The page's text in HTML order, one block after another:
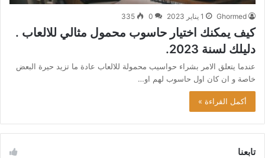
Ghormed 1 يناير 2023 0
335
كيف يمكنك اختيار حاسوب محمول مثالي للالعاب .
دليلك لسنة 2023.
عندما يتعلق الامر بشراء حواسيب محمولة للالعاب عادة ما تزيد حيرة البعض
خاصة و ان كان اول حاسوب لهم او…
أكمل القراءة »
تابعنا